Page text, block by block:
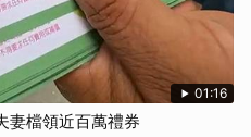
01:16
檔領近百萬禮券